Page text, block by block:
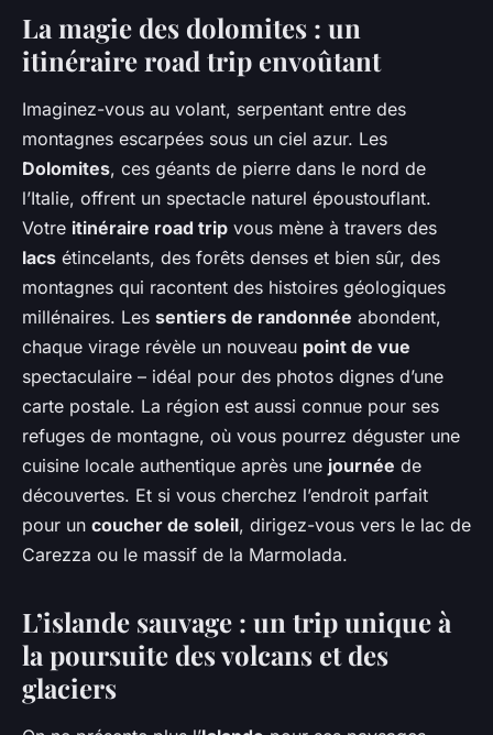
La magie des dolomites : un
itinéraire road trip envoûtant
Imaginez-vous au volant, serpentant entre des
montagnes escarpées sous un ciel azur. Les
Dolomites, ces géants de pierre dans le nord de
l’Italie, offrent un spectacle naturel époustouflant.
Votre itinéraire road trip vous mène à travers des
lacs étincelants, des forêts denses et bien sûr, des
montagnes qui racontent des histoires géologiques
millénaires. Les sentiers de randonnée abondent,
chaque virage révèle un nouveau point de vue
spectaculaire – idéal pour des photos dignes d’une
carte postale. La région est aussi connue pour ses
refuges de montagne, où vous pourrez déguster une
cuisine locale authentique après une journée de
découvertes. Et si vous cherchez l’endroit parfait
pour un coucher de soleil, dirigez-vous vers le lac de
Carezza ou le massif de la Marmolada.
L’islande sauvage : un trip unique à
la poursuite des volcans et des
glaciers